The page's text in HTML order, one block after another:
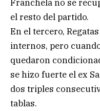
Franchela no se
el resto del partido.
En el tercero,
internos, pero
quedaron
se hizo fuerte el ex
dos triples
tablas.